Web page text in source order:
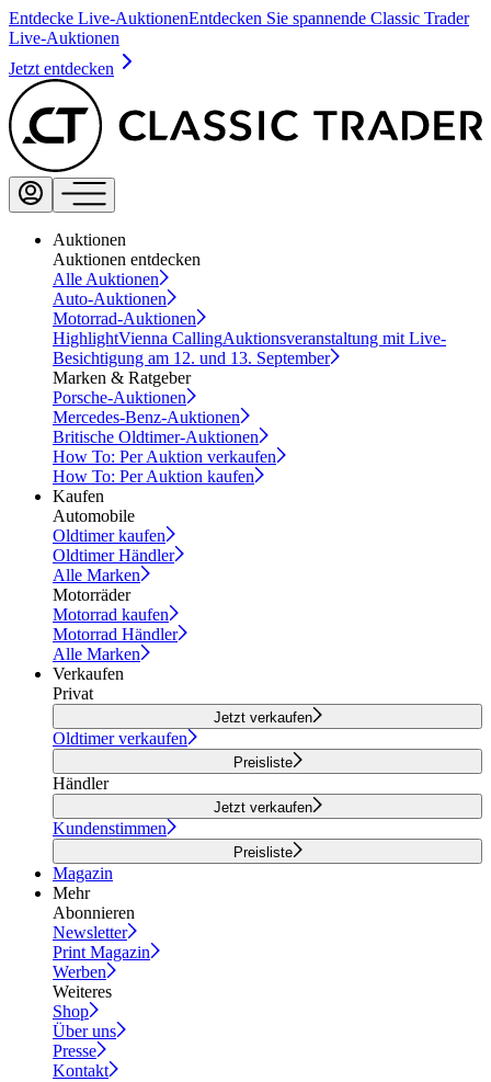
Entdecke Live-AuktionenEntdecken Sie spannende Classic Trader
Live-Auktionen
Jetzt entdecken
Auktionen
Auktionen entdecken
Alle Auktionen
Auto-Auktionen
Motorrad-Auktionen
HighlightVienna CallingAuktionsveranstaltung mit Live-
Besichtigung am 12. und 13. September
Marken & Ratgeber
Porsche-Auktionen
Mercedes-Benz-Auktionen
Britische Oldtimer-Auktionen
How To: Per Auktion verkaufen
How To: Per Auktion kaufen
Kaufen
Automobile
Oldtimer kaufen
Oldtimer Händler
Alle Marken
Motorräder
Motorrad kaufen
Motorrad Händler
Alle Marken
Verkaufen
Privat
Jetzt verkaufen
Oldtimer verkaufen
Preisliste
Händler
Jetzt verkaufen
Kundenstimmen
Preisliste
Magazin
Mehr
Abonnieren
Newsletter
Print Magazin
Werben
Weiteres
Shop
Über uns
Presse
Kontakt